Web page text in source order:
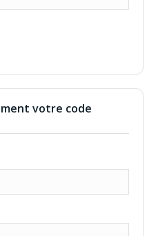
votre code